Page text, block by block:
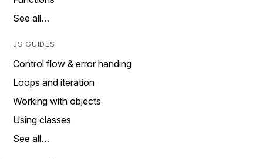
See all…
JS GUIDES
Control flow & error handing
Loops and iteration
Working with objects
Using classes
See all…